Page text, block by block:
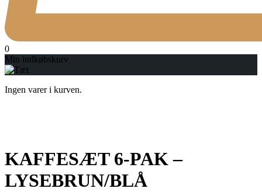
0
Min indkøbskurv
Ingen varer i kurven.
KAFFESÆT 6-PAK –
LYSEBRUN/BLÅ